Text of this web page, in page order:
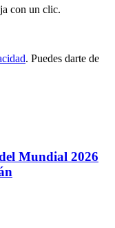
con un clic.
. Puedes darte de
Mundial 2026